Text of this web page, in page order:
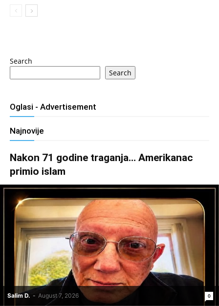
Search
Search
Oglasi - Advertisement
Najnovije
Nakon 71 godine traganja… Amerikanac
primio islam
Salim D. - August 7, 2026 0